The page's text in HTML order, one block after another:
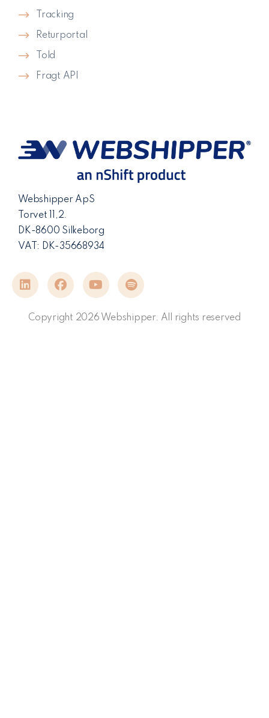
Webshipper ApS
Torvet 11,2.
DK-8600 Silkeborg
VAT: DK-35668934
Tracking
Returportal
Told
Fragt API
Copyright 2026 Webshipper. All rights reserved